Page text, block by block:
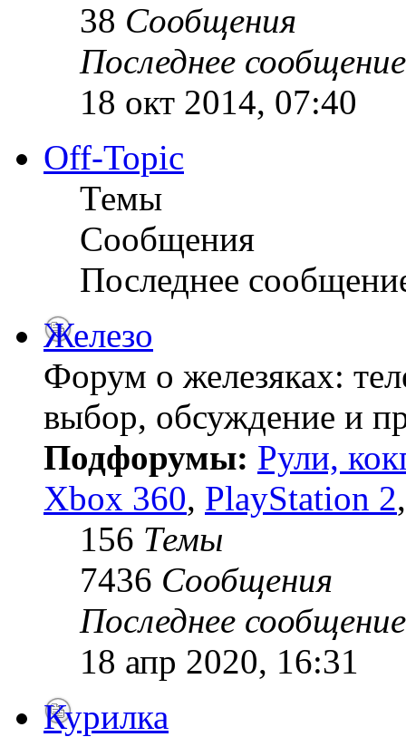
38 Сообщения
Последнее сообщение
18 окт 2014, 07:40
Off-Topic
Темы
Сообщения
Последнее
Железо
Форум о железяках:
выбор, обсуждение и
Подфорумы: Рули,
Xbox 360, PlayStation 2
156 Темы
7436 Сообщения
Последнее сообщение
18 апр 2020, 16:31
Курилка